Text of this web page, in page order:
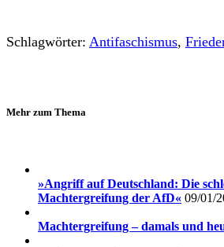
Schlagwörter: Antifaschismus,
Mehr zum Thema
»Angriff auf Deutschland: Die
Machtergreifung der AfD« 09/01/
Machtergreifung – damals und